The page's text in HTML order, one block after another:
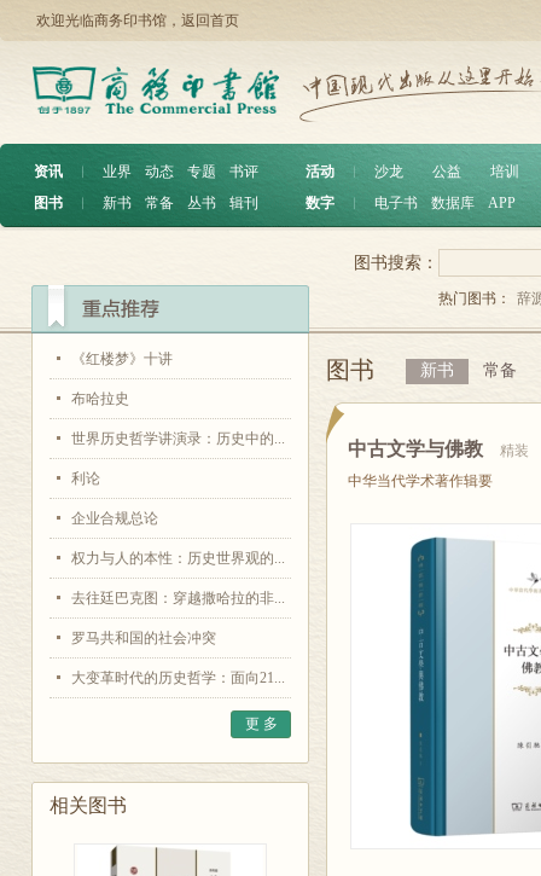
欢迎光临商务印书馆， 返回首页
资讯 ︱ 业界 动态 专题
书评
图书
︱ 新书 常备 丛书 辑刊
活动 沙龙 公益
培训
数字
电子书 数据库 APP
《红楼梦》十讲
布哈拉史
世界历史哲学讲演录：历史中的...
利论
企业合规总论
权力与人的本性：历史世界观的...
去往廷巴克图：穿越撒哈拉的非...
罗马共和国的社会冲突
大变革时代的历史哲学：面向21...
更 多
相关图书
图书搜索：
热门图书： 辞
图书 新书 常备
中古文学与佛教
精装
中华当代学术著作辑要